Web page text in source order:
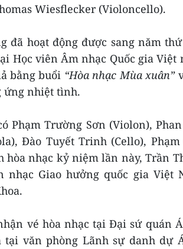
Wiesflecker (Violoncello).
đã hoạt động được sang năm
Học viên Âm nhạc Quốc gia Việt
bằng buổi “Hòa nhạc Mùa xuân”
ứng nhiệt tình.
Phạm Trường Sơn (Violon),
Đào Tuyết Trinh (Cello), Phạm
nhạc kỷ niệm lần này, Trần
Giao hưởng quốc gia Việt
vé hòa nhạc tại Đại sứ quán
tại văn phòng Lãnh sự danh dự